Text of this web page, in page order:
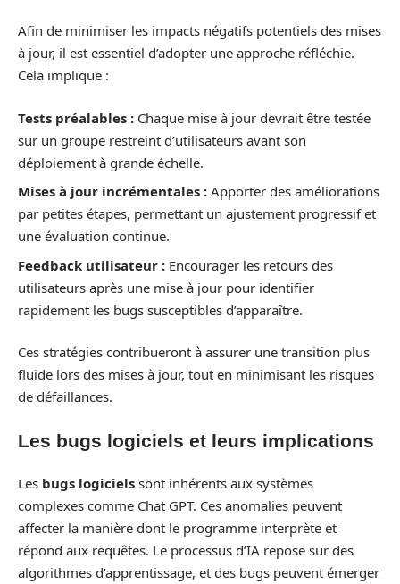
Afin de minimiser les impacts négatifs potentiels des mises
à jour, il est essentiel d’adopter une approche réfléchie.
Cela implique :
Tests préalables : Chaque mise à jour devrait être testée
sur un groupe restreint d’utilisateurs avant son
déploiement à grande échelle.
Mises à jour incrémentales : Apporter des améliorations
par petites étapes, permettant un ajustement progressif et
une évaluation continue.
Feedback utilisateur : Encourager les retours des
utilisateurs après une mise à jour pour identifier
rapidement les bugs susceptibles d’apparaître.
Ces stratégies contribueront à assurer une transition plus
fluide lors des mises à jour, tout en minimisant les risques
de défaillances.
Les bugs logiciels et leurs implications
Les bugs logiciels sont inhérents aux systèmes
complexes comme Chat GPT. Ces anomalies peuvent
affecter la manière dont le programme interprète et
répond aux requêtes. Le processus d’IA repose sur des
algorithmes d’apprentissage, et des bugs peuvent émerger